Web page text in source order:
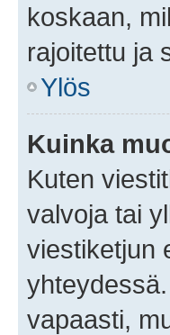
koskaan,
rajoitettu ja
Ylös
Kuinka
Kuten
valvoja tai
viestiketjun
vapaasti,